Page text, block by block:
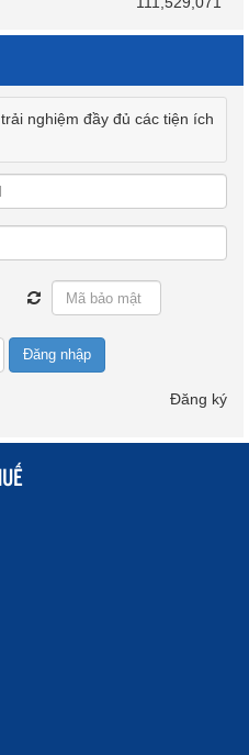
nghiệm đầy đủ các tiện ích
Đăng nhập
Đăng ký